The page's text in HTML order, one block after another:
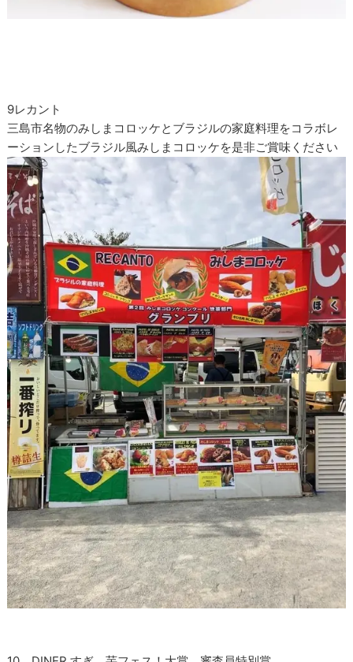
9レカント
三島市名物のみしまコロッケとブラジルの家庭料理をコラボレ
ーションしたブラジル風みしまコロッケを是非ご賞味ください